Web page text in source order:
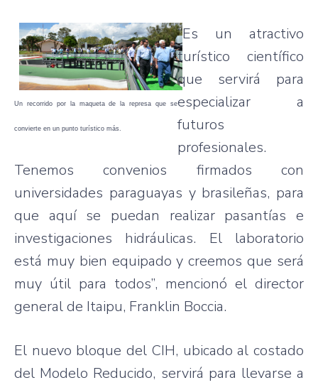
Un recorrido por la maqueta de la represa que se
convierte en un punto turístico más.
“Es un atractivo
turístico científico
que servirá para
especializar a
futuros
profesionales.
Tenemos convenios firmados con
universidades paraguayas y brasileñas, para
que aquí se puedan realizar pasantías e
investigaciones hidráulicas. El laboratorio
está muy bien equipado y creemos que será
muy útil para todos”, mencionó el director
general de Itaipu, Franklin Boccia.
El nuevo bloque del CIH, ubicado al costado
del Modelo Reducido, servirá para llevarse a